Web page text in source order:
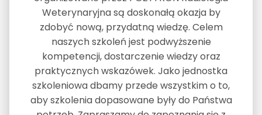
Weterynaryjna są doskonałą okazja by
zdobyć nową, przydatną wiedzę. Celem
naszych szkoleń jest podwyższenie
kompetencji, dostarczenie wiedzy oraz
praktycznych wskazówek. Jako jednostka
szkoleniowa dbamy przede wszystkim o to,
aby szkolenia dopasowane były do Państwa